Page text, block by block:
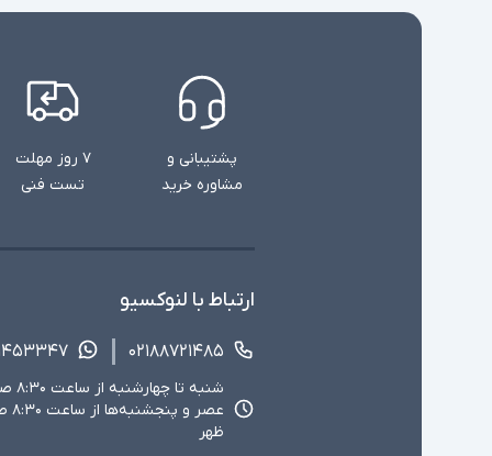
پشتیبانی و
مشاوره خرید
۷ روز مهلت
تست فنی
ارتباط با لنوکسیو
۰۲۱۸۸۷۲۱۴۸۵
ظهر